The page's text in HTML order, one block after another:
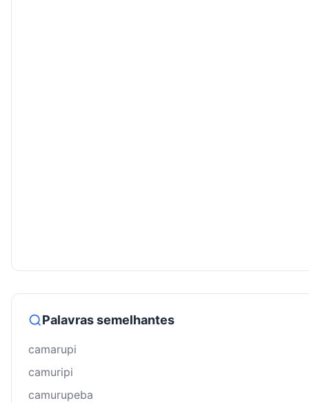
Palavras semelhantes
camarupi
camuripi
camurupeba